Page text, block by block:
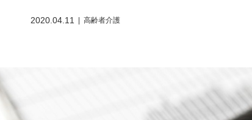
2020.04.11 高齢者介護